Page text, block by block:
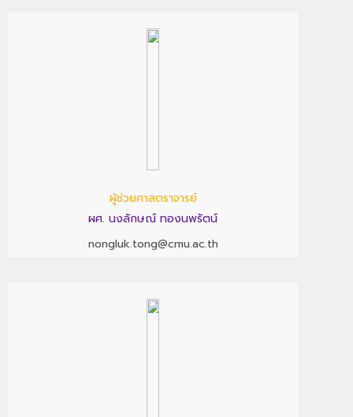
ผู้ช่วยศาสตราจารย์
ผศ. นงลักษณ์ ทองนพรัตน์
nongluk.tong@cmu.ac.th